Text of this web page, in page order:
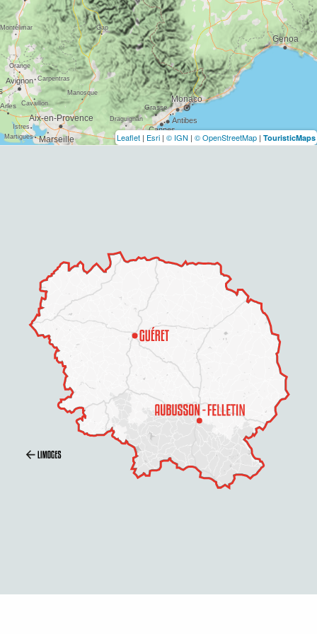
Leaflet | Esri | © IGN | © OpenStreetMap | TouristicMaps